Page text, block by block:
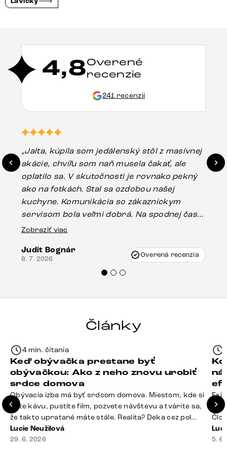
4,8Overené
recenzie
241 recenzií
„Jalta, kúpila som jedálenský stôl z masívnej
akácie, chvíľu som naň musela čakať, ale
oplatilo sa. V skutočnosti je rovnako pekný
ako na fotkách. Stal sa ozdobou našej
kuchyne. Komunikácia so zákazníckym
servisom bola veľmi dobrá. Na spodnej časti
stola bolo malé poškodenie, pravdepodobne
Vincze pri riešení mojej záležitosti pristúpili
veľmi korektne. Odporúčam produkty Delife
Zobraziť viac
Judit Bognár
8. 7. 2026 Overená recenzia
Články
4 min. čítania
Keď obývačka prestane byť
obývačkou: Ako z neho znovu urobiť
srdce domova
Obývacia izba má byť srdcom domova. Miestom, kde si
dáte kávu, pustíte film, pozvete návštevu a tvárite sa,
že takto upratané máte stále. Realita? Deka cez pol
sedačky, ovládač záhadne zmizol, konferenčný stolík
slúži ako odkladisko všetkého od účteniek po balzam
Lucie Neužilová
29. 6. 2026
si
5.